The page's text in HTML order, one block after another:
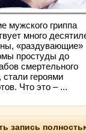
мужского гриппа
много
«раздувающие»
простуды до
смертельного
стали героями
Что это – ...
запись